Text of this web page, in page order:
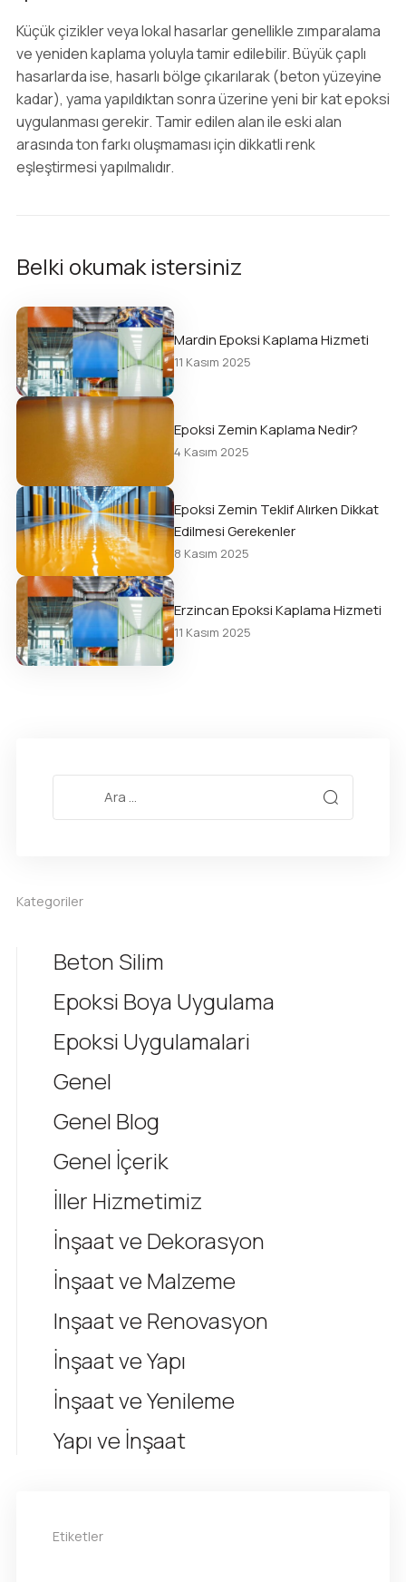
Küçük çizikler veya lokal hasarlar genellikle zımparalama
ve yeniden kaplama yoluyla tamir edilebilir. Büyük çaplı
hasarlarda ise, hasarlı bölge çıkarılarak (beton yüzeyine
kadar), yama yapıldıktan sonra üzerine yeni bir kat epoksi
uygulanması gerekir. Tamir edilen alan ile eski alan
arasında ton farkı oluşmaması için dikkatli renk
eşleştirmesi yapılmalıdır.
Belki okumak istersiniz
Mardin Epoksi Kaplama Hizmeti
11 Kasım 2025
Epoksi Zemin Kaplama Nedir?
4 Kasım 2025
Epoksi Zemin Teklif Alırken Dikkat
Edilmesi Gerekenler
8 Kasım 2025
Erzincan Epoksi Kaplama Hizmeti
11 Kasım 2025
Kategoriler
Beton Silim
Epoksi Boya Uygulama
Epoksi Uygulamalari
Genel
Genel Blog
Genel İçerik
İller Hizmetimiz
İnşaat ve Dekorasyon
İnşaat ve Malzeme
Inşaat ve Renovasyon
İnşaat ve Yapı
İnşaat ve Yenileme
Yapı ve İnşaat
Etiketler